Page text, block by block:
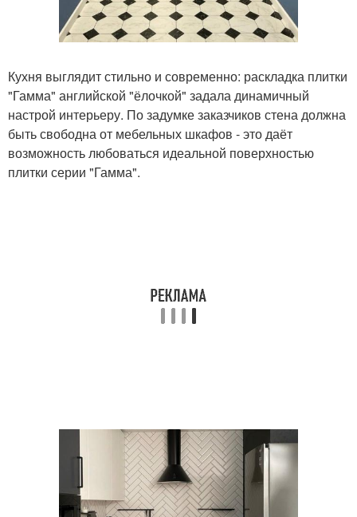
Кухня выглядит стильно и современно: раскладка плитки
"Гамма" английской "ёлочкой" задала динамичный
настрой интерьеру. По задумке заказчиков стена должна
быть свободна от мебельных шкафов - это даёт
возможность любоваться идеальной поверхностью
плитки серии "Гамма".